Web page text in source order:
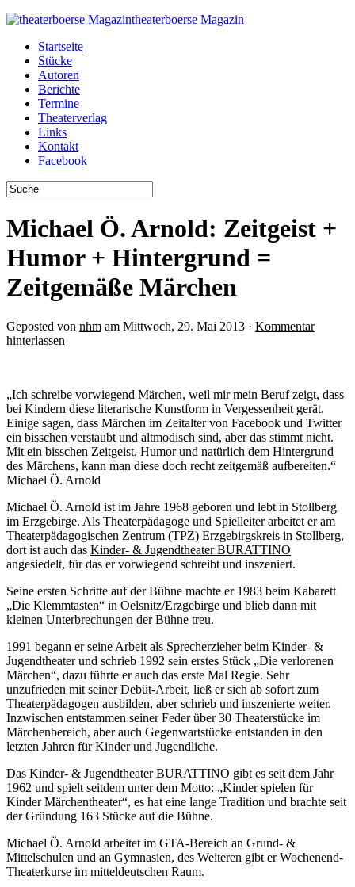
theaterboerse Magazin
Startseite
Stücke
Autoren
Berichte
Termine
Theaterverlag
Links
Kontakt
Facebook
Michael Ö. Arnold: Zeitgeist +
Humor + Hintergrund =
Zeitgemäße Märchen
Geposted von nhm am Mittwoch, 29. Mai 2013 · Kommentar
hinterlassen
„Ich schreibe vorwiegend Märchen, weil mir mein Beruf zeigt, dass
bei Kindern diese literarische Kunstform in Vergessenheit gerät.
Einige sagen, dass Märchen im Zeitalter von Facebook und Twitter
ein bisschen verstaubt und altmodisch sind, aber das stimmt nicht.
Mit ein bisschen Zeitgeist, Humor und natürlich dem Hintergrund
des Märchens, kann man diese doch recht zeitgemäß aufbereiten.“
Michael Ö. Arnold
Michael Ö. Arnold ist im Jahre 1968 geboren und lebt in Stollberg
im Erzgebirge. Als Theaterpädagoge und Spielleiter arbeitet er am
Theaterpädagogischen Zentrum (TPZ) Erzgebirgskreis in Stollberg,
dort ist auch das Kinder- & Jugendtheater BURATTINO
angesiedelt, für das er vorwiegend schreibt und inszeniert.
Seine ersten Schritte auf der Bühne machte er 1983 beim Kabarett
„Die Klemmtasten“ in Oelsnitz/Erzgebirge und blieb dann mit
kleinen Unterbrechungen der Bühne treu.
1991 begann er seine Arbeit als Sprecherzieher beim Kinder- &
Jugendtheater und schrieb 1992 sein erstes Stück „Die verlorenen
Märchen“, dazu führte er auch das erste Mal Regie. Sehr
unzufrieden mit seiner Debüt-Arbeit, ließ er sich ab sofort zum
Theaterpädagogen ausbilden, aber schrieb und inszenierte weiter.
Inzwischen entstammen seiner Feder über 30 Theaterstücke im
Märchenbereich, aber auch Gegenwartstücke entstanden in den
letzten Jahren für Kinder und Jugendliche.
Das Kinder- & Jugendtheater BURATTINO gibt es seit dem Jahr
1962 und spielt seitdem unter dem Motto: „Kinder spielen für
Kinder Märchentheater“, es hat eine lange Tradition und brachte seit
der Gründung 163 Stücke auf die Bühne.
Michael Ö. Arnold arbeitet im GTA-Bereich an Grund- &
Mittelschulen und an Gymnasien, des Weiteren gibt er Wochenend-
Theaterkurse im mitteldeutschen Raum.